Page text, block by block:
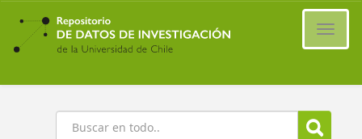
Ir
contenido
principal
Buscar